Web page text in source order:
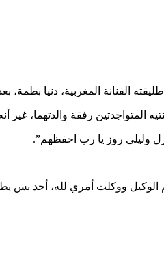
الفنانة المغربية، دنيا
المتواجدتين رفقة
وليلى روز يا رب احفظهم”.
الوكيل ووكلت أمري لله، أحد بس